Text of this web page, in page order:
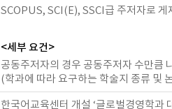
SCOPUS, SCI(E), SSCI급 주저자로
<세부 요건>
공동주저자의 경우 공동주저자 수만큼
(학과에 따라 요구하는 학술지 종류 및
한국어교육센터 개설 ‘글로벌경영학과